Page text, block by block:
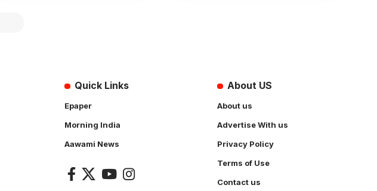
Quick Links
Epaper
Morning India
Aawami News
About US
About us
Advertise With us
Privacy Policy
Terms of Use
Contact us